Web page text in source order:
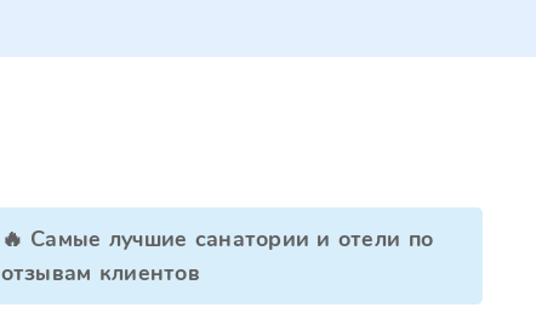
🔥 Самые лучшие санатории и отели по
отзывам клиентов